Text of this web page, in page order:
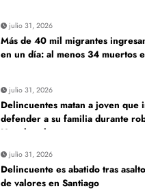
julio 31, 2026
Más de 40 mil migrantes
en un día: al menos 34 muertos
julio 31, 2026
Delincuentes matan a joven que
defender a su familia durante
Huechuraba
julio 31, 2026
Delincuente es abatido tras
de valores en Santiago